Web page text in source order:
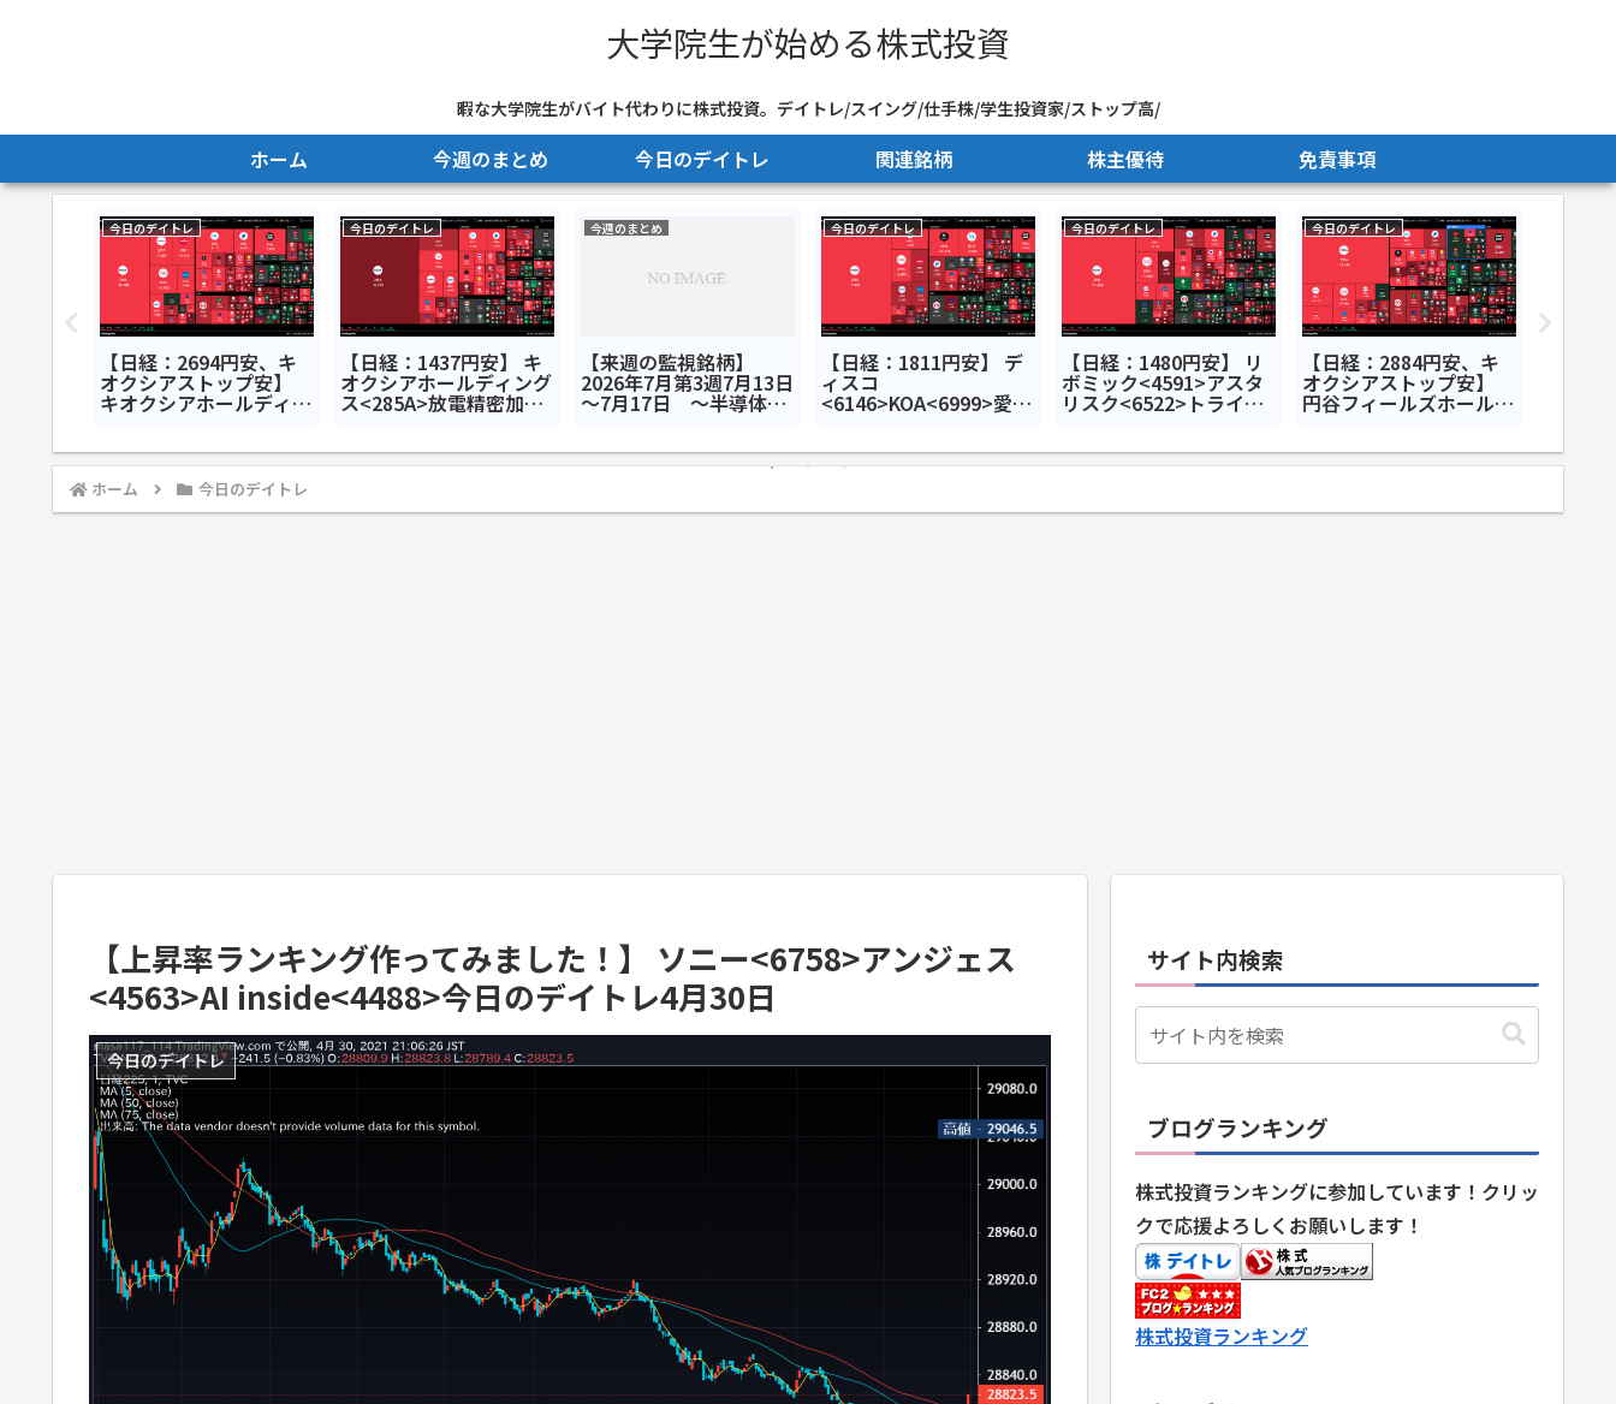
大学院生が始める株式投資
暇な大学院生がバイト代わりに株式投資。デイトレ/スイング/仕手株/学生投資家/ストップ高/
ホーム 今週のまとめ 今日のデイトレ 関連銘柄 株主優待 免責事項
今日のデイトレ
【日経：2694円安、キ
オクシアストップ安】
キオクシアホールディン
グス<285A>セブン＆ア
<3382>NEXT NOTES 韓
国KOSPI・ベア
ETN<2034>今日のデイ
今日のデイトレ
【日経：1437円安】 キ
オクシアホールディング
ス<285A>放電精密加工
デイトレ7月8日
今週のまとめ
【来週の監視銘柄】
2026年7月第3週7月13日
～7月17日 ～半導体半
今日のデイトレ
【日経：1811円安】 デ
ィスコ
<6146>KOA<6999>愛媛
銀行<8541>今日のデイ
今日のデイトレ
【日経：1480円安】 リ
ボミック<4591>アスタ
リスク<6522>トライア
ルホールディングス
月7日
今日のデイトレ
【日経：2884円安、キ
オクシアストップ安】
円谷フィールズホールデ
ィングス<2767>キオク
<285A>SBIグローバル
ホーム 今日のデイトレ
【上昇率ランキング作ってみました！】 ソニー<6758>アンジェス
<4563>AI inside<4488>今日のデイトレ4月30日
今日のデイトレ
サイト内検索
ブログランキング
株式投資ランキングに参加しています！クリッ
クで応援よろしくお願いします！
株式投資ランキング